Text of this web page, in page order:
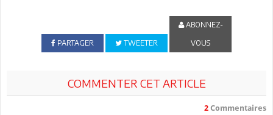
PARTAGER TWEETER
ABONNEZ-
VOUS
COMMENTER CET ARTICLE
2 Commentaires